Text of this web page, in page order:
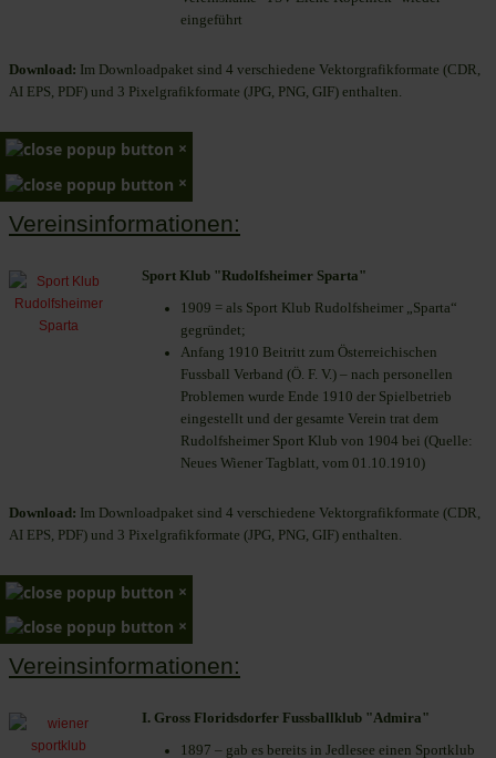
eingeführt
Download: Im Downloadpaket sind 4 verschiedene Vektorgrafikformate (CDR,
AI EPS, PDF) und 3 Pixelgrafikformate (JPG, PNG, GIF) enthalten.
×
×
Vereinsinformationen:
Sport Klub "Rudolfsheimer Sparta"
1909 = als Sport Klub Rudolfsheimer „Sparta“
gegründet;
Anfang 1910 Beitritt zum Österreichischen
Fussball Verband (Ö. F. V.) – nach personellen
Problemen wurde Ende 1910 der Spielbetrieb
eingestellt und der gesamte Verein trat dem
Rudolfsheimer Sport Klub von 1904 bei (Quelle:
Neues Wiener Tagblatt, vom 01.10.1910)
Download: Im Downloadpaket sind 4 verschiedene Vektorgrafikformate (CDR,
AI EPS, PDF) und 3 Pixelgrafikformate (JPG, PNG, GIF) enthalten.
×
×
Vereinsinformationen:
I. Gross Floridsdorfer Fussballklub "Admira"
1897 – gab es bereits in Jedlesee einen Sportklub